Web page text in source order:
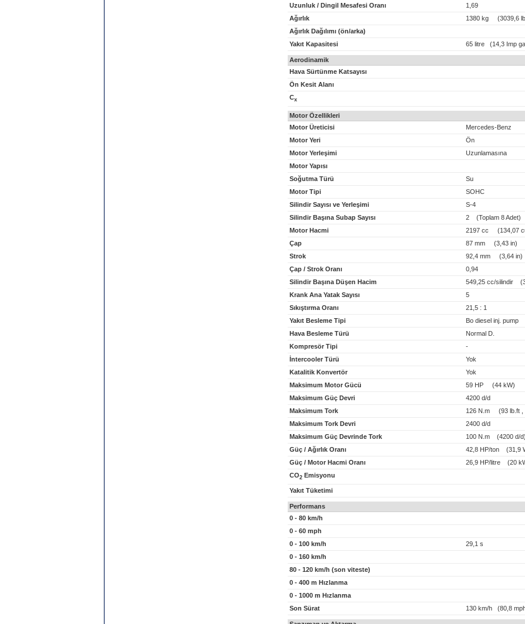
Uzunluk / Dingil Mesafesi Oranı
1,69
Ağırlık
1380 kg (3039,6
Ağırlık Dağılımı (ön/arka)
Yakıt Kapasitesi
65 litre (14,3 Imp
Aerodinamik
Hava Sürtünme Katsayısı
Ön Kesit Alanı
Cx
Motor Özellikleri
Motor Üreticisi
Mercedes-Benz
Motor Yeri
Ön
Motor Yerleşimi
Uzunlamasına
Motor Yapısı
Soğutma Türü
Su
Motor Tipi
SOHC
Silindir Sayısı ve Yerleşimi
S-4
Silindir Başına Subap Sayısı
2 (Toplam 8 Adet)
Motor Hacmi
2197 cc (134,07
Çap
87 mm (3,43 in)
Strok
92,4 mm (3,64 in)
Çap / Strok Oranı
0,94
Silindir Başına Düşen Hacim
549,25 cc/silindir
Krank Ana Yatak Sayısı
5
Sıkıştırma Oranı
21,5 : 1
Yakıt Besleme Tipi
Bo diesel inj. pump
Hava Besleme Türü
Normal D.
Kompresör Tipi
-
İntercooler Türü
Yok
Katalitik Konvertör
Yok
Maksimum Motor Gücü
59 HP (44 kW)
Maksimum Güç Devri
4200 d/d
Maksimum Tork
126 N.m (93 lb.ft ,
Maksimum Tork Devri
2400 d/d
Maksimum Güç Devrinde Tork
100 N.m (4200 d/d)
Güç / Ağırlık Oranı
42,8 HP/ton (31,9
Güç / Motor Hacmi Oranı
26,9 HP/litre (20
CO2 Emisyonu
Yakıt Tüketimi
Performans
0 - 80 km/h
0 - 60 mph
0 - 100 km/h
29,1 s
0 - 160 km/h
80 - 120 km/h (son viteste)
0 - 400 m Hızlanma
0 - 1000 m Hızlanma
Son Sürat
130 km/h (80,8